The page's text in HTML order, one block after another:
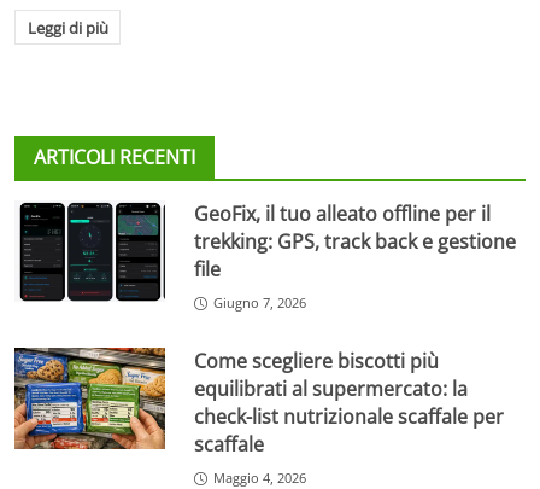
Leggi di più
ARTICOLI RECENTI
GeoFix, il tuo alleato offline per il
trekking: GPS, track back e gestione
file
Giugno 7, 2026
Come scegliere biscotti più
equilibrati al supermercato: la
check-list nutrizionale scaffale per
scaffale
Maggio 4, 2026